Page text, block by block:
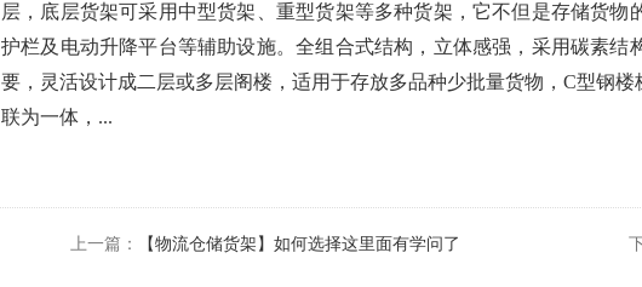
层，底层货架可采用中型货架、重型货架等多种货架，它不但是存储货
护栏及电动升降平台等辅助设施。全组合式结构，立体感强，采用碳素
要，灵活设计成二层或多层阁楼，适用于存放多品种少批量货物，C型钢
联为一体，...
上一篇： 【物流仓储货架】如何选择这里面有学问了